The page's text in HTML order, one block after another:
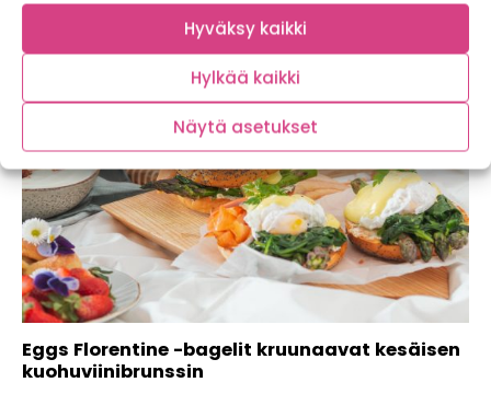
Hyväksy kaikki
Hylkää kaikki
Näytä asetukset
Eggs Florentine -bagelit kruunaavat kesäisen
kuohuviinibrunssin